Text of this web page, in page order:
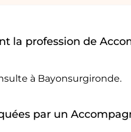
la profession de
à Bayonsurgironde.
par un